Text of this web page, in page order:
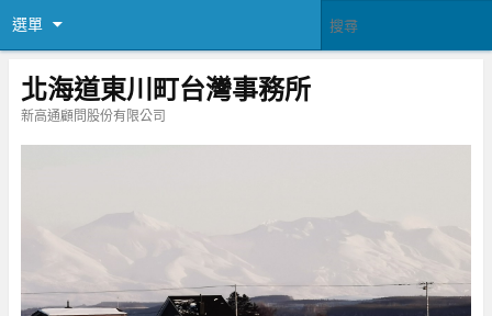
選單
北海道東川町台灣事務所
新高通顧問股份有限公司